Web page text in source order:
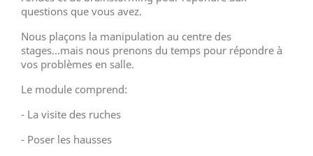
questions que vous avez.
Nous plaçons la manipulation au centre des
stages...mais nous prenons du temps pour répondre à
vos problèmes en salle.
Le module comprend:
- La visite des ruches
- Poser les hausses